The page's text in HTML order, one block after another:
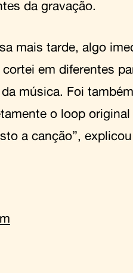
da gravação.
mais tarde, algo
em diferentes
música. Foi
o loop
a canção”, explicou